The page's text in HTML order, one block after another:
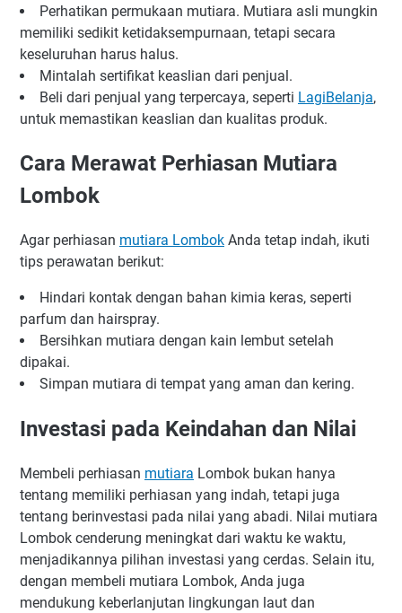
Perhatikan permukaan mutiara. Mutiara asli mungkin
memiliki sedikit ketidaksempurnaan, tetapi secara
keseluruhan harus halus.
Mintalah sertifikat keaslian dari penjual.
Beli dari penjual yang terpercaya, seperti LagiBelanja,
untuk memastikan keaslian dan kualitas produk.
Cara Merawat Perhiasan Mutiara
Lombok
Agar perhiasan mutiara Lombok Anda tetap indah, ikuti
tips perawatan berikut:
Hindari kontak dengan bahan kimia keras, seperti
parfum dan hairspray.
Bersihkan mutiara dengan kain lembut setelah
dipakai.
Simpan mutiara di tempat yang aman dan kering.
Investasi pada Keindahan dan Nilai
Membeli perhiasan mutiara Lombok bukan hanya
tentang memiliki perhiasan yang indah, tetapi juga
tentang berinvestasi pada nilai yang abadi. Nilai mutiara
Lombok cenderung meningkat dari waktu ke waktu,
menjadikannya pilihan investasi yang cerdas. Selain itu,
dengan membeli mutiara Lombok, Anda juga
mendukung keberlanjutan lingkungan laut dan